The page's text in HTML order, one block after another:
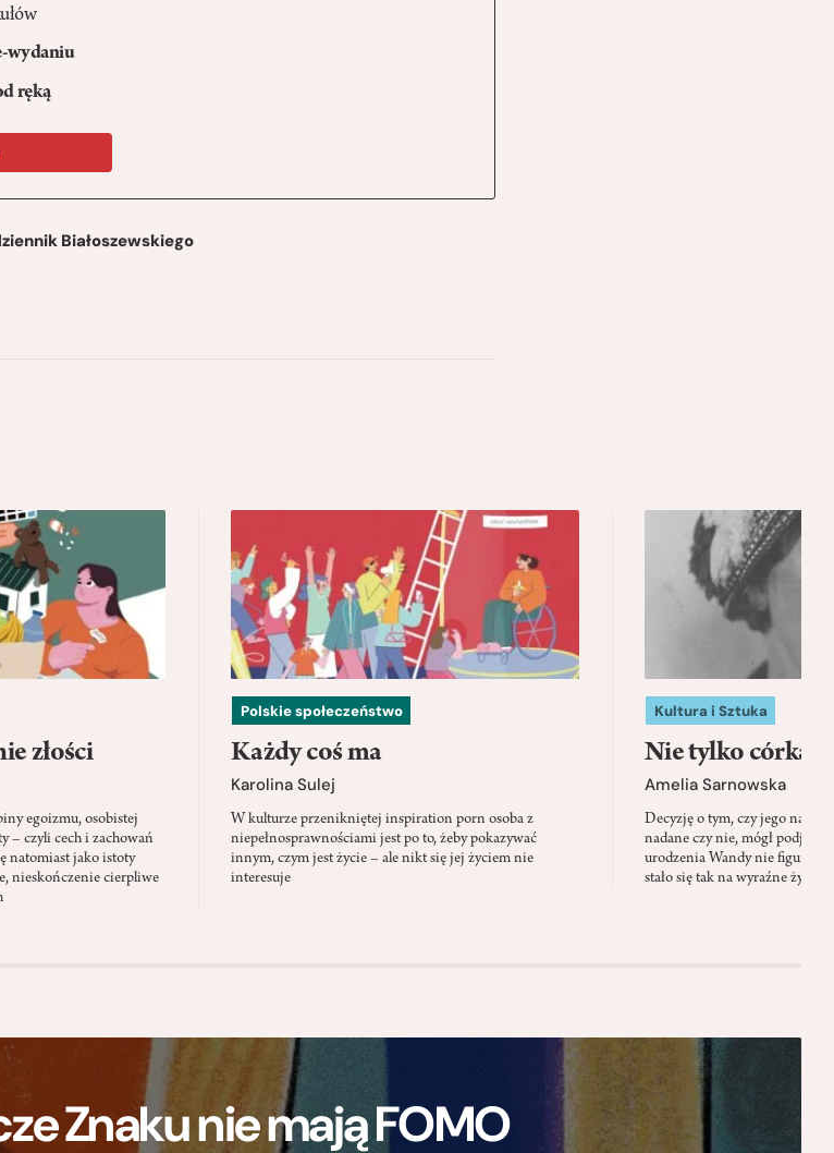
wydaniu
ręką
Białoszewskiego
złości
egoizmu, osobistej
– czyli cech i zachowań
natomiast jako istoty
nieskończenie cierpliwe
Polskie społeczeństwo
Każdy coś ma
Karolina Sulej
W kulturze przenikniętej inspiration porn osoba z
niepełnosprawnościami jest po to, żeby pokazywać
innym, czym jest życie – ale nikt się jej życiem nie
interesuje
Kultura i Sztuka
Nie tylko córka
Amelia Sarnowska
Decyzję o tym, czy jego
nadane czy nie, mógł podjąć
urodzenia Wandy nie figuruje
stało się tak na wyraźne
Znaku nie mają FOMO